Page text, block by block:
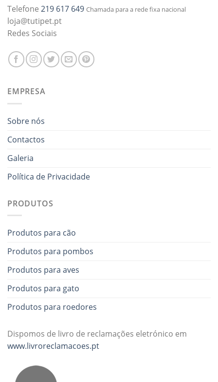
Telefone 219 617 649 Chamada para a rede fixa nacional
loja@tutipet.pt
Redes Sociais
EMPRESA
Sobre nós
Contactos
Galeria
Política de Privacidade
PRODUTOS
Produtos para cão
Produtos para pombos
Produtos para aves
Produtos para gato
Produtos para roedores
Dispomos de livro de reclamações eletrónico em
www.livroreclamacoes.pt